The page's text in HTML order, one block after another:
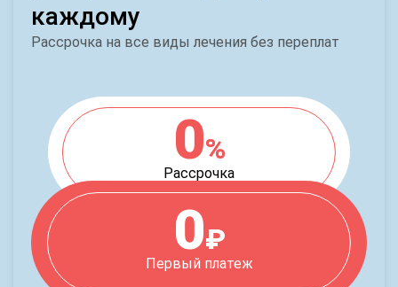
каждому
Рассрочка на все виды лечения без переплат
0%
Рассрочка
0₽
Первый платеж